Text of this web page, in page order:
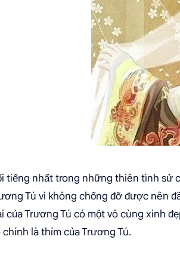
tiếng nhất trong những thiên tình sử
Tú vì không chống đỡ được nên
của Trương Tú có một vô cùng xinh
chính là thím của Trương Tú.